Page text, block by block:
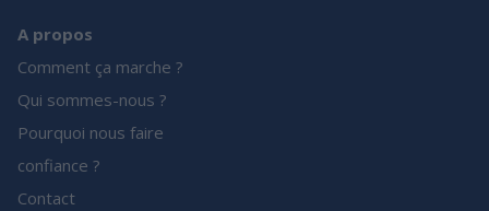
A propos
Comment ça marche ?
Qui sommes-nous ?
Pourquoi nous faire
confiance ?
Contact